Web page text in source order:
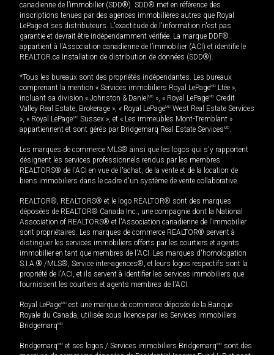
canadienne de l’immobilier (SDD®). SDD® met en référence des
inscriptions tenues par des agences immobilières autres que Royal
LePage et ses distributeurs. L'exactitude de l'information n'est pas
garantie et devrait être indépendamment vérifiée. La marque DDF®
appartient à l'Association canadienne de l’immobilier (ACI) et identifie le
REALTOR.ca Installation de distribution de données (SDD®).
*Tous les bureaux sont des propriétés indépendantes. Les bureaux
comprenant la mention « Services immobiliers Royal LePageMD Ltée »,
incluant sa division « Johnston & Daniel MD », « Royal LePageMD Credit
Valley Real Estate, Brokerage », « Royal LePageMD West Real Estate Services
», « Royal LePageMD Sussex », et « Les immeubles Mont-Tremblant »
appartiennent et sont gérés par Bridgemarq Real Estate ServicesMD.
Les marques de commerce MLS® ainsi que les logos qui s'y rapportent
désignent les services professionnels rendus par les membres
REALTORS® de l'ACI en vue de l'achat, de la vente et de la location de
biens immobiliers dans le cadre d'un système de vente collaborative.
REALTOR®, REALTORS® et le logo REALTOR® sont des marques
déposées de REALTOR® Canada Inc., une compagnie dont la National
Association of REALTORS® et l'Association canadienne de l’immobilier
sont propriétaires. Les marques de commerce REALTOR® servent à
distinguer les services immobiliers offerts par les courtiers et agents
immobilier en tant que membres de l'ACI. Les marques d'homologation
S.I.A.® /MLS®, Service inter-agences®, et leurs logos respectifs sont la
propriété de l'ACI, et ils servent à identifier les services immobiliers que
fournissent les courtiers et agents membres de l'ACI.
Royal LePageMD est une marque de commerce déposée de la Banque
Royale du Canada, utilisée sous licence par les Services immobiliers
BridgemarqMD.
BridgemarqMD et ses logos / Services immobiliers BridgemarqMD sont des